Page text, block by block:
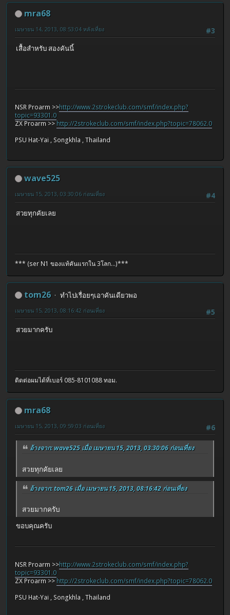
mra68
#3
เมษายน 14, 2013, 08:53:04 หลังเที่ยง
เสื้อสำหรับ สองคันนี้
NSR Proarm >>http://www.2strokeclub.com/smf/index.php?
topic=93301.0
ZX Proarm >> http://2strokeclub.com/smf/index.php?topic=78062.0
PSU Hat-Yai , Songkhla , Thailand
wave525
#4
เมษายน 15, 2013, 03:30:06 ก่อนเที่ยง
สวยทุกคัยเลย
*** (ser N1 ของแท้คันแรกใน 3โลก...)***
tom26
ทำไปเรื่อยๆเอาคันเดียวพอ
#5
เมษายน 15, 2013, 08:16:42 ก่อนเที่ยง
สวยมากครับ
ติดต่อผมได้ที่เบอร์ 085-8101088 ทอม.
mra68
#6
เมษายน 15, 2013, 09:59:03 ก่อนเที่ยง
อ้างจาก: wave525 เมื่อ เมษายน 15, 2013, 03:30:06 ก่อนเที่ยง
สวยทุกคัยเลย
อ้างจาก: tom26 เมื่อ เมษายน 15, 2013, 08:16:42 ก่อนเที่ยง
สวยมากครับ
ขอบคุณครับ
NSR Proarm >>http://www.2strokeclub.com/smf/index.php?
topic=93301.0
ZX Proarm >> http://2strokeclub.com/smf/index.php?topic=78062.0
PSU Hat-Yai , Songkhla , Thailand